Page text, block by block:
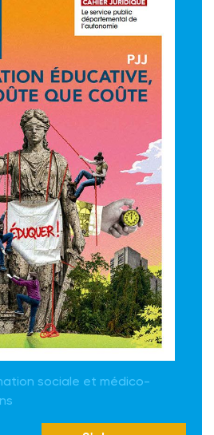
sociale et médico-